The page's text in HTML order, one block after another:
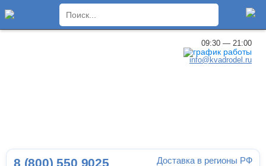
09:30 — 21:00
info@kvadrodel.ru
8 (800) 550 9025
Доставка в регионы РФ
×